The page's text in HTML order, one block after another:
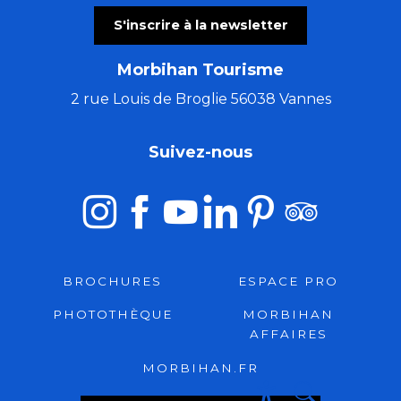
S'inscrire à la newsletter
Morbihan Tourisme
2 rue Louis de Broglie 56038 Vannes
Suivez-nous
BROCHURES ESPACE PRO
PHOTOTHÈQUE
MORBIHAN
AFFAIRES
MORBIHAN.FR